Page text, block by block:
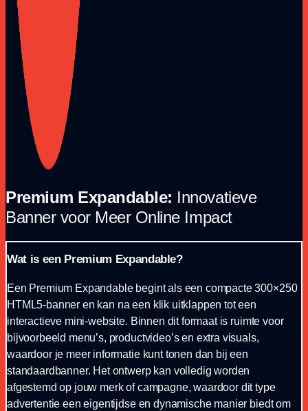
Premium Expandable: Innovatieve
Banner voor Meer Online Impact
Wat is een Premium Expandable?
Een Premium Expandable begint als een compacte 300×250
HTML5-banner en kan na een klik uitklappen tot een
interactieve mini-website. Binnen dit formaat is ruimte voor
bijvoorbeeld menu’s, productvideo’s en extra visuals,
waardoor je meer informatie kunt tonen dan bij een
standaardbanner. Het ontwerp kan volledig worden
afgestemd op jouw merk of campagne, waardoor dit type
advertentie een eigentijdse en dynamische manier biedt om